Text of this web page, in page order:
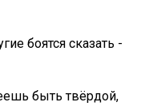
боятся сказать -
быть твёрдой,